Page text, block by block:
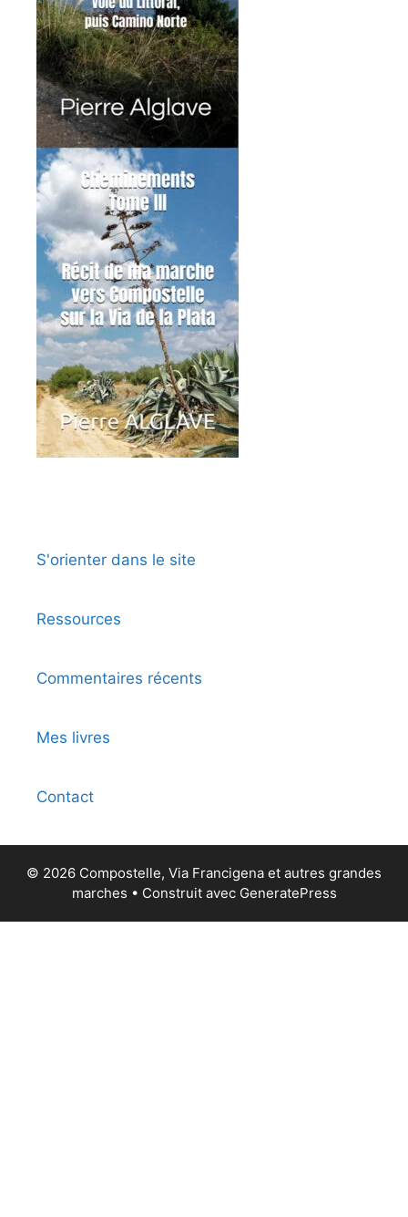
S'orienter dans le site
Ressources
Commentaires récents
Mes livres
Contact
© 2026 Compostelle, Via Francigena et autres grandes
marches • Construit avec GeneratePress